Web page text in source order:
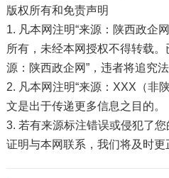
版权所有和免责声明
1. 凡本网注明“来源：陕西政企
所有，未经本网授权不得转载
源：陕西政企网”，违者将追究法
2. 凡本网注明“来源：XXX（非
文是出于传递更多信息之目的。
3. 若有来源标注错误或侵犯了
证明与本网联系，我们将及时更